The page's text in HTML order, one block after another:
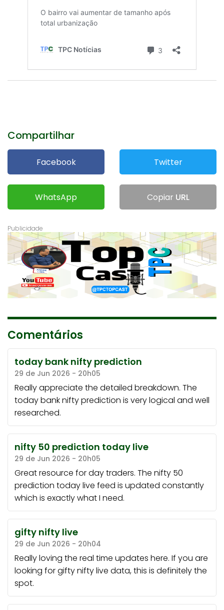
Compartilhar
Facebook Twitter
WhatsApp Copiar URL
Comentários
today bank nifty prediction
29 de Jun 2026 - 20h05
Really appreciate the detailed breakdown. The
today bank nifty prediction is very logical and well
researched.
nifty 50 prediction today live
29 de Jun 2026 - 20h05
Great resource for day traders. The nifty 50
prediction today live feed is updated constantly
which is exactly what I need.
gifty nifty live
29 de Jun 2026 - 20h04
Really loving the real time updates here. If you are
looking forgifty nifty live data, this is definitely the
spot.